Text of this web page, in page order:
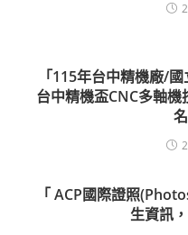
「115年台中精機廠/
台中精機盃CNC多軸
「 ACP國際證照
生資訊